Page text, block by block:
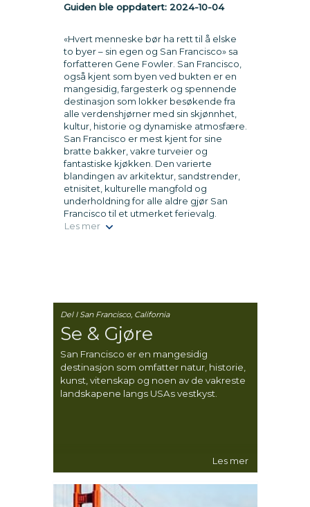
Guiden ble oppdatert: 2024-10-04
«Hvert menneske bør ha rett til å elske
to byer – sin egen og San Francisco» sa
forfatteren Gene Fowler. San Francisco,
også kjent som byen ved bukten er en
mangesidig, fargesterk og spennende
destinasjon som lokker besøkende fra
alle verdenshjørner med sin skjønnhet,
kultur, historie og dynamiske atmosfære.
San Francisco er mest kjent for sine
bratte bakker, vakre turveier og
fantastiske kjøkken. Den varierte
blandingen av arkitektur, sandstrender,
etnisitet, kulturelle mangfold og
underholdning for alle aldre gjør San
Francisco til et utmerket ferievalg.
Les mer
Del I San Francisco, California
Se & Gjøre
San Francisco er en mangesidig
destinasjon som omfatter natur, historie,
kunst, vitenskap og noen av de vakreste
landskapene langs USAs vestkyst.
Les mer